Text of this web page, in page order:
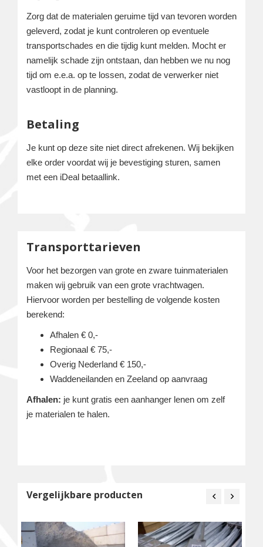
Zorg dat de materialen geruime tijd van tevoren worden
geleverd, zodat je kunt controleren op eventuele
transportschades en die tijdig kunt melden. Mocht er
namelijk schade zijn ontstaan, dan hebben we nu nog
tijd om e.e.a. op te lossen, zodat de verwerker niet
vastloopt in de planning.
Betaling
Je kunt op deze site niet direct afrekenen. Wij bekijken
elke order voordat wij je bevestiging sturen, samen
met een iDeal betaallink.
Transporttarieven
Voor het bezorgen van grote en zware tuinmaterialen
maken wij gebruik van een grote vrachtwagen.
Hiervoor worden per bestelling de volgende kosten
berekend:
Afhalen € 0,-
Regionaal € 75,-
Overig Nederland € 150,-
Waddeneilanden en Zeeland op aanvraag
Afhalen: je kunt gratis een aanhanger lenen om zelf
je materialen te halen.
Vergelijkbare producten